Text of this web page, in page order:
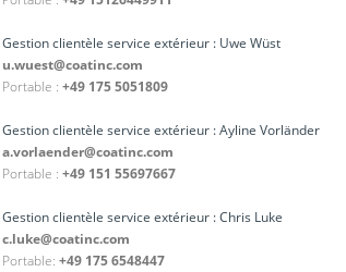
Gestion clientèle service extérieur : Uwe Wüst
u.wuest@coatinc.com
Portable : +49 175 5051809
Gestion clientèle service extérieur : Ayline Vorländer
a.vorlaender@coatinc.com
Portable : +49 151 55697667
Gestion clientèle service extérieur : Chris Luke
c.luke@coatinc.com
Portable: +49 175 6548447